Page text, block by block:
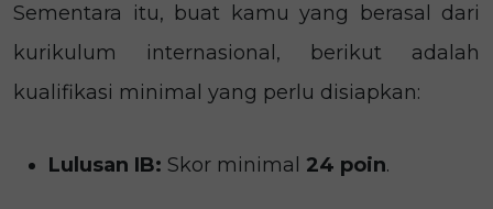
Sementara itu, buat kamu yang berasal dari
kurikulum internasional, berikut adalah
kualifikasi minimal yang perlu disiapkan:
Lulusan IB: Skor minimal 24 poin.